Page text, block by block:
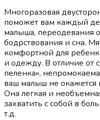
Многоразовая
поможет вам каждый
малыша, переодевания
бодрствования и сна.
комфортной для
и одежду. В отличие от
пеленка»,
ваш малыш не окажется
Она легкая и
захватить с собой в
т.д.